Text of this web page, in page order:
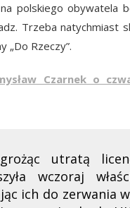
polskiego obywatela
Trzeba natychmiast
„Do Rzeczy”.
Czarnek o
utratą
wczoraj
ich do zerwania